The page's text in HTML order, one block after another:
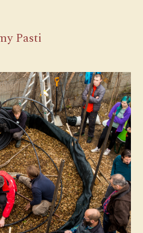
Pasti